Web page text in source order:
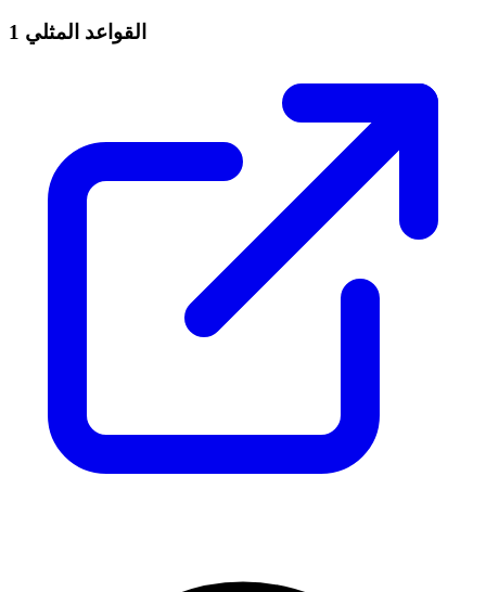
القواعد المثلي 1